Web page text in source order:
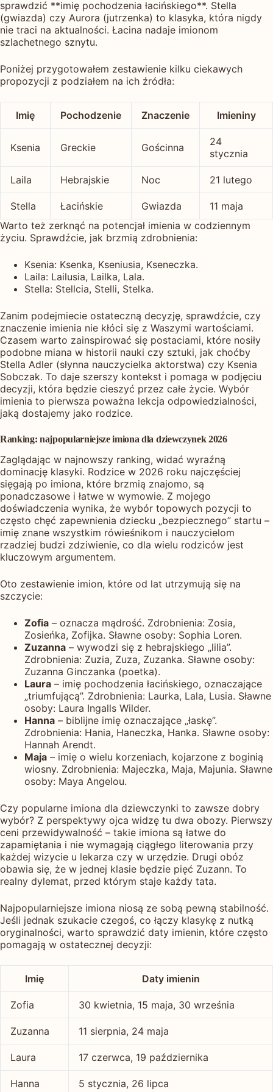
sprawdzić **imię pochodzenia łacińskiego**. Stella
(gwiazda) czy Aurora (jutrzenka) to klasyka, która nigdy
nie traci na aktualności. Łacina nadaje imionom
szlachetnego sznytu.
Poniżej przygotowałem zestawienie kilku ciekawych
propozycji z podziałem na ich źródła:
Imię Pochodzenie Znaczenie Imieniny
Ksenia Greckie Gościnna
24
stycznia
Laila Hebrajskie Noc 21 lutego
Stella Łacińskie Gwiazda
11 maja
Warto też zerknąć na potencjał imienia w codziennym
życiu. Sprawdźcie, jak brzmią zdrobnienia:
Ksenia: Ksenka, Kseniusia, Kseneczka.
Laila: Lailusia, Lailka, Lala.
Stella: Stellcia, Stelli, Stelka.
Zanim podejmiecie ostateczną decyzję, sprawdźcie, czy
znaczenie imienia nie kłóci się z Waszymi wartościami.
Czasem warto zainspirować się postaciami, które nosiły
podobne miana w historii nauki czy sztuki, jak choćby
Stella Adler (słynna nauczycielka aktorstwa) czy Ksenia
Sobczak. To daje szerszy kontekst i pomaga w podjęciu
decyzji, która będzie cieszyć przez całe życie. Wybór
imienia to pierwsza poważna lekcja odpowiedzialności,
jaką dostajemy jako rodzice.
Ranking: najpopularniejsze imiona dla dziewczynek 2026
Zaglądając w najnowszy ranking, widać wyraźną
dominację klasyki. Rodzice w 2026 roku najczęściej
sięgają po imiona, które brzmią znajomo, są
ponadczasowe i łatwe w wymowie. Z mojego
doświadczenia wynika, że wybór topowych pozycji to
często chęć zapewnienia dziecku „bezpiecznego” startu –
imię znane wszystkim rówieśnikom i nauczycielom
rzadziej budzi zdziwienie, co dla wielu rodziców jest
kluczowym argumentem.
Oto zestawienie imion, które od lat utrzymują się na
szczycie:
Zofia – oznacza mądrość. Zdrobnienia: Zosia,
Zosieńka, Zofijka. Sławne osoby: Sophia Loren.
Zuzanna – wywodzi się z hebrajskiego „lilia”.
Zdrobnienia: Zuzia, Zuza, Zuzanka. Sławne osoby:
Zuzanna Ginczanka (poetka).
Laura – imię pochodzenia łacińskiego, oznaczające
„triumfującą”. Zdrobnienia: Laurka, Lala, Lusia. Sławne
osoby: Laura Ingalls Wilder.
Hanna – biblijne imię oznaczające „łaskę”.
Zdrobnienia: Hania, Haneczka, Hanka. Sławne osoby:
Hannah Arendt.
Maja – imię o wielu korzeniach, kojarzone z boginią
wiosny. Zdrobnienia: Majeczka, Maja, Majunia. Sławne
osoby: Maya Angelou.
Czy popularne imiona dla dziewczynki to zawsze dobry
wybór? Z perspektywy ojca widzę tu dwa obozy. Pierwszy
ceni przewidywalność – takie imiona są łatwe do
zapamiętania i nie wymagają ciągłego literowania przy
każdej wizycie u lekarza czy w urzędzie. Drugi obóz
obawia się, że w jednej klasie będzie pięć Zuzann. To
realny dylemat, przed którym staje każdy tata.
Najpopularniejsze imiona niosą ze sobą pewną stabilność.
Jeśli jednak szukacie czegoś, co łączy klasykę z nutką
oryginalności, warto sprawdzić daty imienin, które często
pomagają w ostatecznej decyzji:
Imię Daty imienin
Zofia 30 kwietnia, 15 maja, 30 września
Zuzanna 11 sierpnia, 24 maja
Laura 17 czerwca, 19 października
Hanna 5 stycznia, 26 lipca